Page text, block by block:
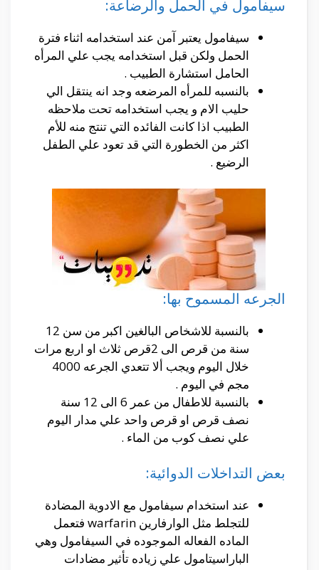
سيفامول في الحمل والرضاعة:
سيفامول يعتبر آمن عند استخدامه اثناء فترة
الحمل ولكن قبل استخدامه يجب علي المرأه
الحامل استشارة الطبيب .
بالنسبه للمرأه المرضعه وجد انه ينتقل الي
حليب الام و يجب استخدامه تحت ملاحظه
الطبيب اذا كانت الفائده التي تنتج منه للأم
اكثر من الخطورة التي قد تعود علي الطفل
الرضيع .
الجرعه المسموح بها:
بالنسبة للاشخاص البالغين اكبر من سن 12
سنة من قرص الى 2قرص ثلاث او اربع مرات
خلال اليوم ويجب ألا تتعدي الجرعه 4000
مجم في اليوم .
بالنسبة للاطفال من عمر 6 الى 12 سنة
نصف قرص او قرص واحد علي مدار اليوم
علي نصف كوب من الماء .
بعض التداخلات الدوائية:
عند استخدام سيفامول مع الادوية المضادة
للتجلط مثل الوارفارين warfarin فتعمل
الماده الفعاله الموجوده في السيفامول وهي
الباراسيتامول علي زياده تأثير مضادات